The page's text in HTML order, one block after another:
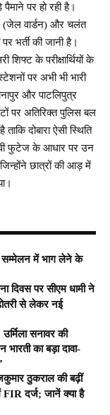
पैमाने पर हो रही है।
(जेल वार्डन) और चलंत
भर्ती की जानी है।
शिफ्ट के परीक्षार्थियों के
पर अभी भी भारी
और पाटलिपुत्र
पर अतिरिक्त पुलिस बल
दोबारा ऐसी स्थिति
फुटेज के आधार पर उन
छात्रों की आड़ में
सम्मेलन में भाग लेने के
दिवस पर सीएम धामी ने
से लेकर नई
सनावर की
का बड़ा दावा-
ठुकराल की बढ़ीं
दर्ज; जानें क्या है